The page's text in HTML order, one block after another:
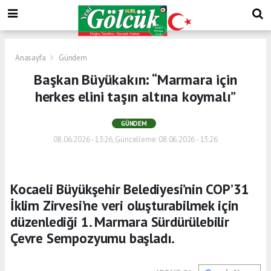
Anasayfa Gündem
Başkan Büyükakın: “Marmara için
herkes elini taşın altına koymalı”
GÜNDEM
08.06.2026 - 13:26, Güncelleme: 08.06.2026 - 13:26
Kocaeli Büyükşehir Belediyesi’nin COP’31
İklim Zirvesi’ne veri oluşturabilmek için
düzenlediği 1. Marmara Sürdürülebilir
Çevre Sempozyumu başladı.